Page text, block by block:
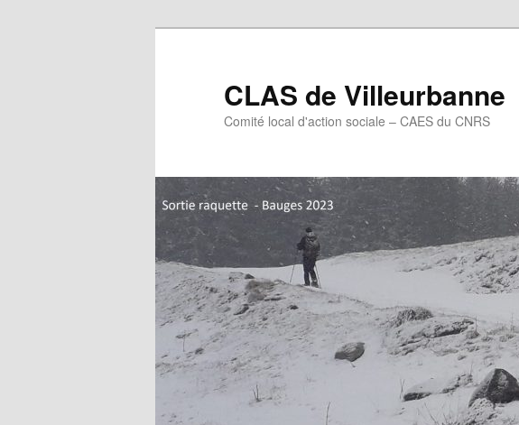
CLAS de Villeurbanne
Comité local d'action sociale – CAES du CNRS